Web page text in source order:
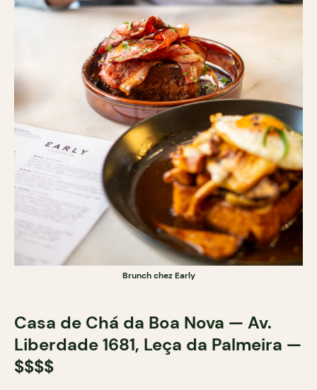
Brunch chez Early
Casa de Chá da Boa Nova — Av.
Liberdade 1681, Leça da Palmeira —
$$$$